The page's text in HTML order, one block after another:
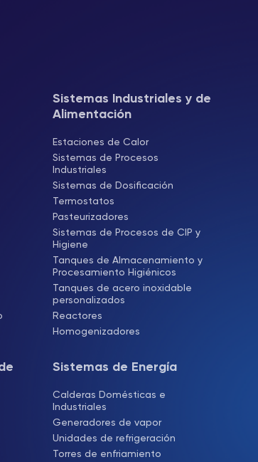
Sistemas Industriales y de
Alimentación
Estaciones de Calor
Sistemas de Procesos
Industriales
Sistemas de Dosificación
Termostatos
Pasteurizadores
Sistemas de Procesos de CIP y
Higiene
Tanques de Almacenamiento y
Procesamiento Higiénicos
Tanques de acero inoxidable
personalizados
Reactores
Homogenizadores
Sistemas de Energía
Calderas Domésticas e
Industriales
Generadores de vapor
Unidades de refrigeración
Torres de enfriamiento